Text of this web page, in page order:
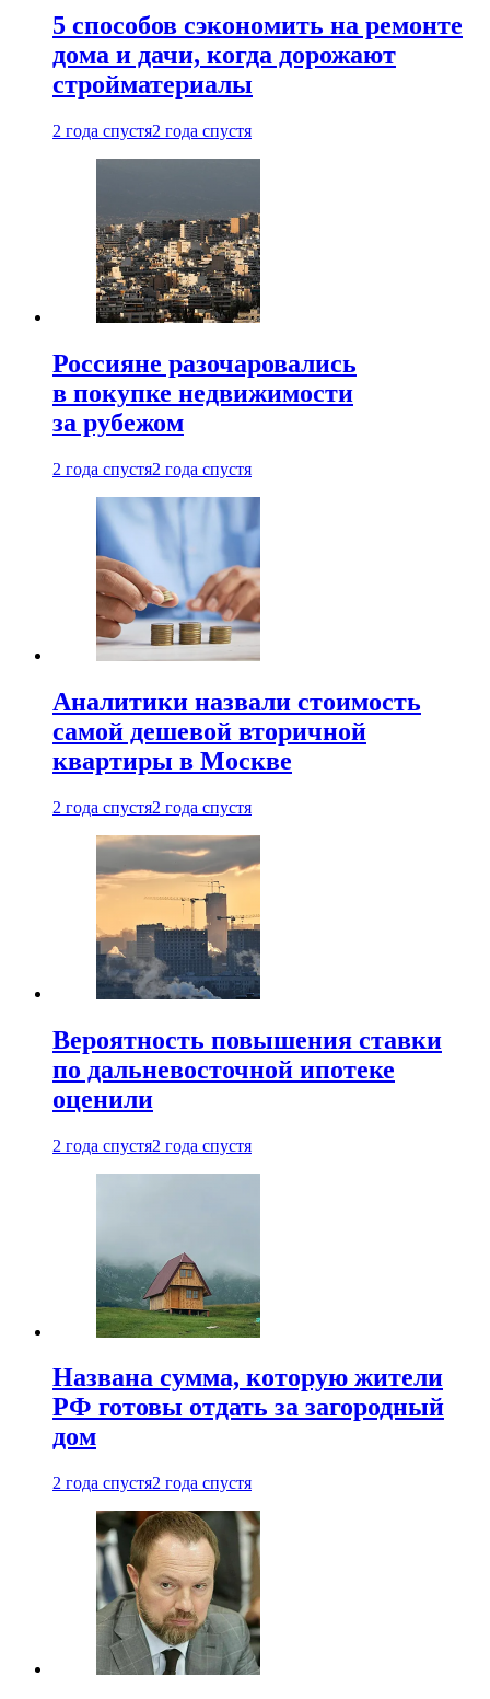
5 способов сэкономить на ремонте
дома и дачи, когда дорожают
стройматериалы
2 года спустя2 года спустя
Россияне разочаровались
в покупке недвижимости
за рубежом
2 года спустя2 года спустя
Аналитики назвали стоимость
самой дешевой вторичной
квартиры в Москве
2 года спустя2 года спустя
Вероятность повышения ставки
по дальневосточной ипотеке
оценили
2 года спустя2 года спустя
Названа сумма, которую жители
РФ готовы отдать за загородный
дом
2 года спустя2 года спустя